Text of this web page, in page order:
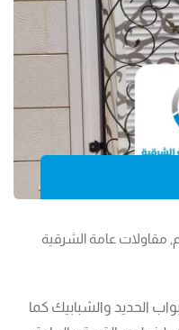
مقاولات عامة الشرقية
الحديد والشبابيك كما